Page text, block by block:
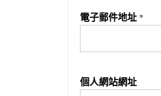
電子郵件地址 *
個人網站網址